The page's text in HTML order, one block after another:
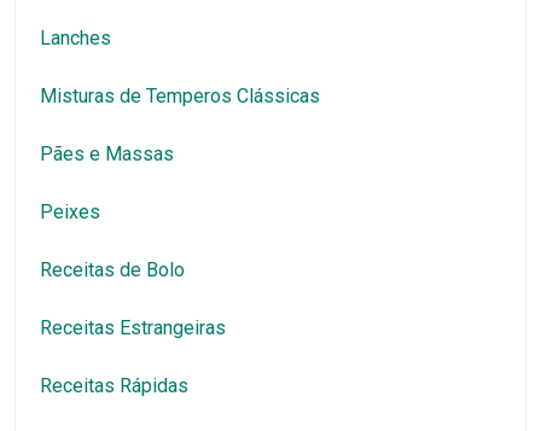
Lanches
Misturas de Temperos Clássicas
Pães e Massas
Peixes
Receitas de Bolo
Receitas Estrangeiras
Receitas Rápidas